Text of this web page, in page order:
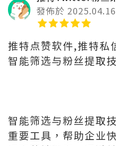
發佈於 2025.04.16
推特点赞软件,推特私
智能筛选与粉丝提取
智能筛选与粉丝提取
重要工具，帮助企业